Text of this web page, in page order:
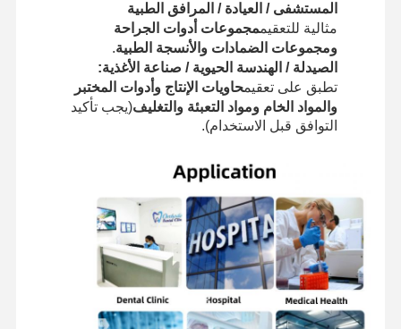
المستشفى / العيادة / المرافق الطبية
مثالية للتعقيممجموعات أدوات الجراحة
ومجموعات الضمادات والأنسجة الطبية.
الصيدلة / الهندسة الحيوية / صناعة الأغذية:
تطبق على تعقيمحاويات الإنتاج وأدوات المختبر
والمواد الخام ومواد التعبئة والتغليف(يجب تأكيد
التوافق قبل الاستخدام).